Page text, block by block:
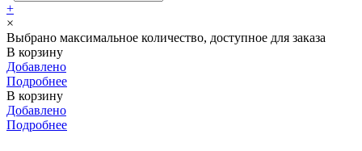
+
×
Выбрано максимальное количество, доступное для заказа
В корзину
Добавлено
Подробнее
В корзину
Добавлено
Подробнее